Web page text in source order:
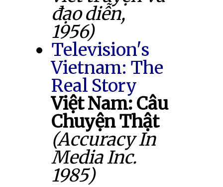
đạo diễn,
1956)
Television's
Vietnam: The
Real Story
Việt Nam: Câu
Chuyện Thật
(Accuracy In
Media Inc.
1985)